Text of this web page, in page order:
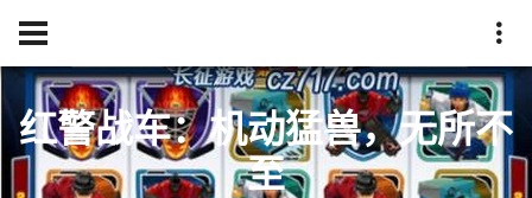
红警战车：机动猛兽，无所不
至